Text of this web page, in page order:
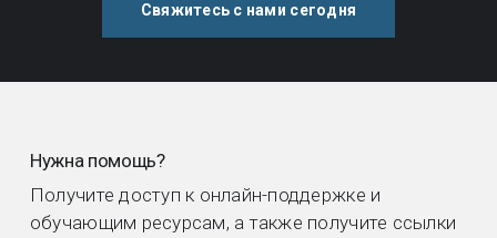
Свяжитесь с нами сегодня
Нужна помощь?
Получите доступ к онлайн-поддержке и
обучающим ресурсам, а также получите ссылки